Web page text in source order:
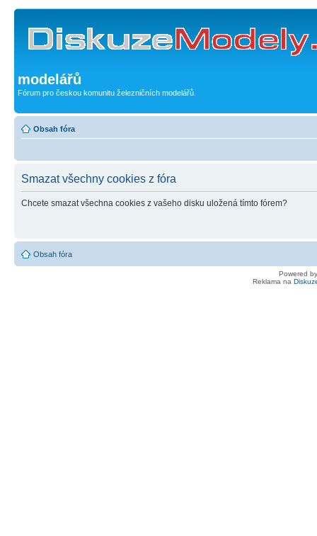
modelářů
Fórum pro českou komunitu železničních modelářů.
Obsah fóra
Smazat všechny cookies z fóra
Chcete smazat všechna cookies z vašeho disku uložená tímto fórem?
Obsah fóra
Powered
Reklama na